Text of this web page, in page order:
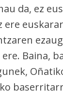
da, ez
ere
Baina,